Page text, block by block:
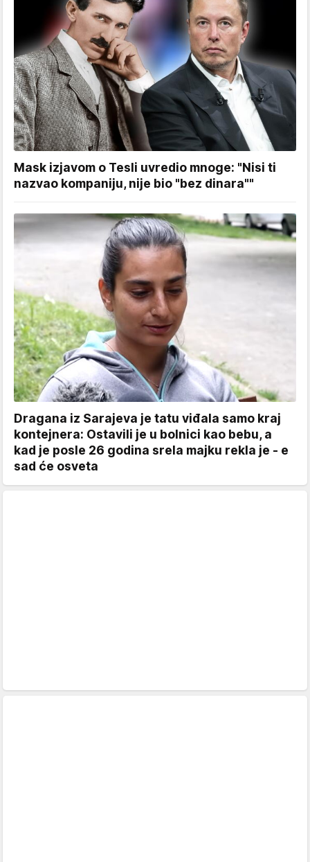
Mask izjavom o Tesli uvredio mnoge: "Nisi ti
nazvao kompaniju, nije bio "bez dinara""
Dragana iz Sarajeva je tatu viđala samo kraj
kontejnera: Ostavili je u bolnici kao bebu, a
kad je posle 26 godina srela majku rekla je - e
sad će osveta